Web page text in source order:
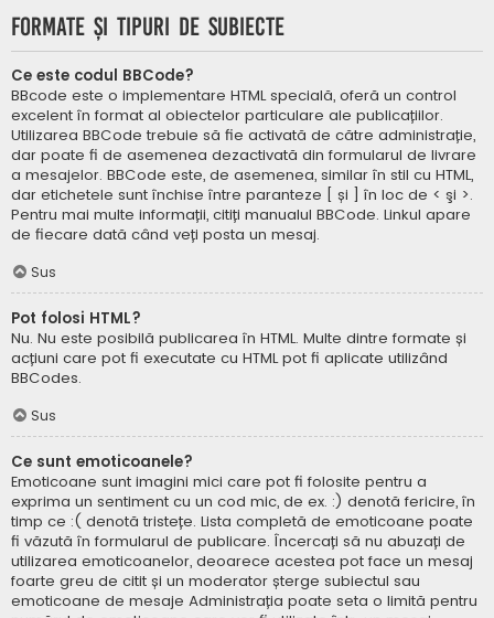
Formate și tipuri de subiecte
Ce este codul BBCode?
BBcode este o implementare HTML specială, oferă un control
excelent în format al obiectelor particulare ale publicațiilor.
Utilizarea BBCode trebuie să fie activată de către administrație,
dar poate fi de asemenea dezactivată din formularul de livrare
a mesajelor. BBCode este, de asemenea, similar în stil cu HTML,
dar etichetele sunt închise între paranteze [ și ] în loc de < şi >.
Pentru mai multe informații, citiți manualul BBCode. Linkul apare
de fiecare dată când veți posta un mesaj.
Sus
Pot folosi HTML?
Nu. Nu este posibilă publicarea în HTML. Multe dintre formate și
acțiuni care pot fi executate cu HTML pot fi aplicate utilizând
BBCodes.
Sus
Ce sunt emoticoanele?
Emoticoane sunt imagini mici care pot fi folosite pentru a
exprima un sentiment cu un cod mic, de ex. :) denotă fericire, în
timp ce :( denotă tristețe. Lista completă de emoticoane poate
fi văzută în formularul de publicare. Încercați să nu abuzați de
utilizarea emoticoanelor, deoarece acestea pot face un mesaj
foarte greu de citit și un moderator șterge subiectul sau
emoticoane de mesaje Administrația poate seta o limită pentru